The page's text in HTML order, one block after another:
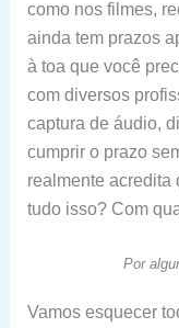
como nos filmes,
ainda tem prazos
à toa que você
com diversos
captura de áudio,
cumprir o prazo
realmente acredita
tudo isso? Com
Por
Vamos esquecer